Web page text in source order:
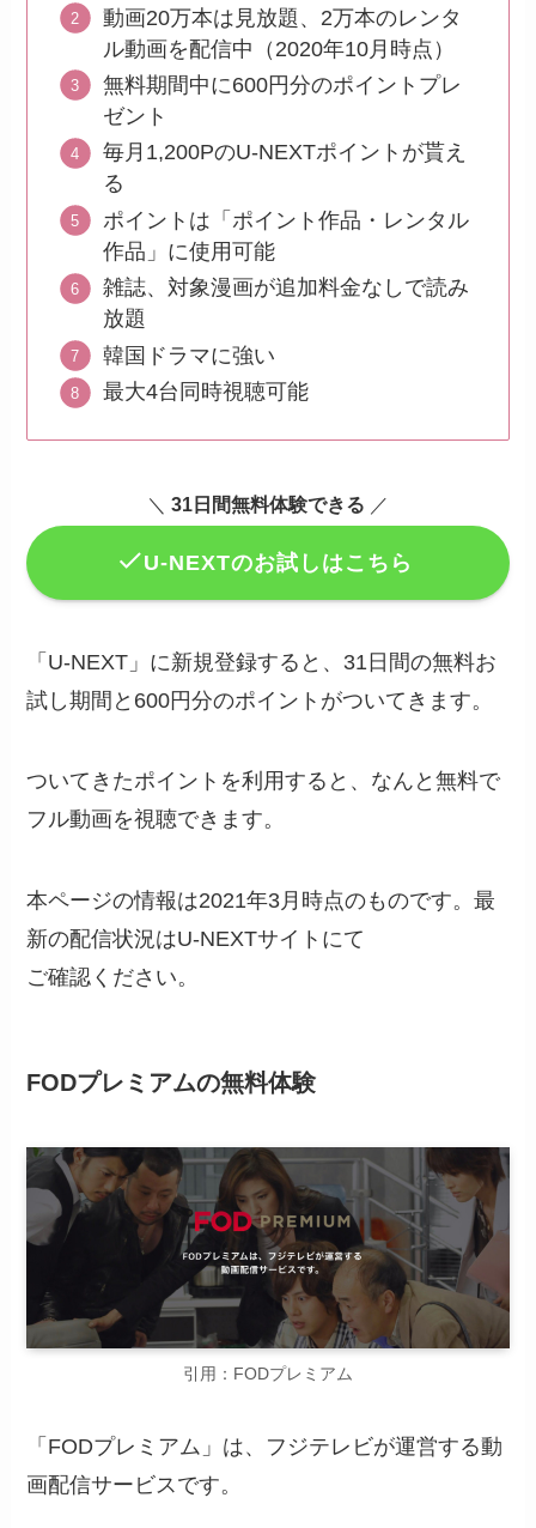
動画20万本は見放題、2万本のレンタ
ル動画を配信中（2020年10月時点）
無料期間中に600円分のポイントプレ
ゼント
毎月1,200PのU-NEXTポイントが貰え
る
ポイントは「ポイント作品・レンタル
作品」に使用可能
雑誌、対象漫画が追加料金なしで読み
放題
韓国ドラマに強い
最大4台同時視聴可能
＼ 31日間無料体験できる ／
U-NEXTのお試しはこちら
「U-NEXT」に新規登録すると、31日間の無料お
試し期間と600円分のポイントがついてきます。
ついてきたポイントを利用すると、なんと無料で
フル動画を視聴できます。
本ページの情報は2021年3月時点のものです。最
新の配信状況はU-NEXTサイトにて
ご確認ください。
FODプレミアムの無料体験
引用：FODプレミアム
「FODプレミアム」は、フジテレビが運営する動
画配信サービスです。